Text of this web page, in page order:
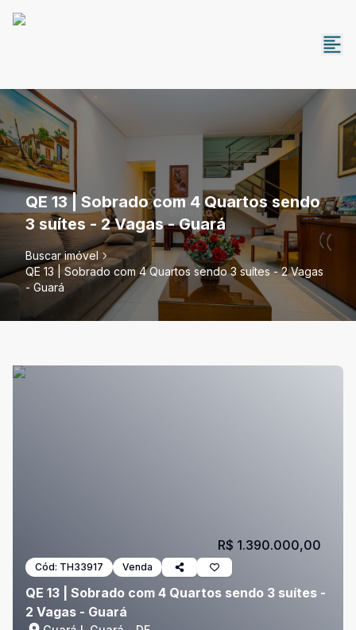
QE 13 | Sobrado com 4 Quartos sendo
3 suítes - 2 Vagas - Guará
Buscar imóvel
QE 13 | Sobrado com 4 Quartos sendo 3 suítes - 2 Vagas
- Guará
Cód: TH33917 Venda
QE 13 | Sobrado com 4 Quartos sendo 3 suítes -
2 Vagas - Guará
R$ 1.390.000,00